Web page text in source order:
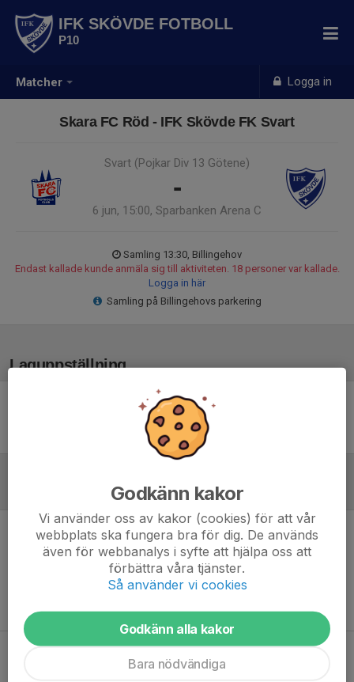
Matcher Logga in
IFK SKÖVDE FOTBOLL
P10
Skara FC Röd - IFK Skövde FK Svart
Svart (Pojkar Div 13 Götene)
-
6 jun, 15:00, Sparbanken Arena C
Samling 13:30, Billingehov
Endast kallade kunde anmäla sig till aktiviteten. 18 personer var kallade.
Logga in här
Samling på Billingehovs parkering
Laguppställning
Ingen uppställning ifylld
Inget referat skrivet
Godkänn kakor
Vi använder oss av kakor (cookies) för att vår
webbplats ska fungera bra för dig. De används
även för webbanalys i syfte att hjälpa oss att
förbättra våra tjänster.
Så använder vi cookies
Godkänn alla kakor
Bara nödvändiga